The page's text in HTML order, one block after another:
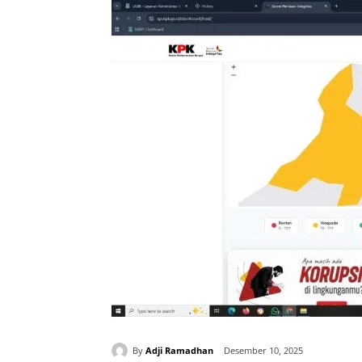
By Adji Ramadhan Desember 10, 2025